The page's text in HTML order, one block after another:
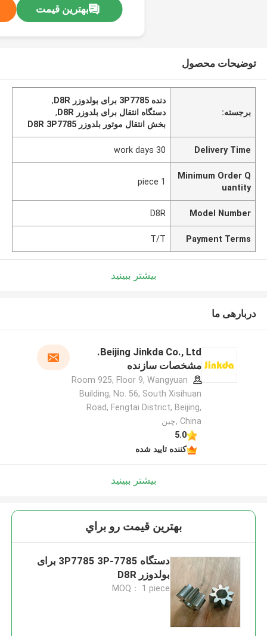
بهترین قیمت
توضیحات محصول
برجسته:
دنده 3P7785 برای بولدوزر D8R
,
دستگاه انتقال برای بلدوزر D8R
,
بخش انتقال موتور بلدوزر D8R 3P7785
Delivery Time
30 work days
Minimum Order Q
uantity
1 piece
Model Number
D8R
Payment Terms
T/T
بیشتر ببینید
دربارهی ما
Beijing Jinkda Co., Ltd.
مشخصات سازنده
Room 925, Floor 9, Wangyuan
Building, No. 56, South Xisihuan
Road, Fengtai District, Beijing,
China ,چین
5.0
کننده تایید شده
بیشتر ببینید
بهترين قيمت رو براي
دستگاه 3P7785 3P-7785 برای
بولدوزر D8R
MOQ： 1 piece